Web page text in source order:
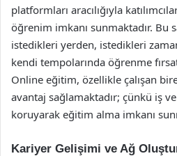
platformları aracılığıyla
öğrenim imkanı sunmaktadır. Bu
istedikleri yerden, istedikleri
kendi tempolarında öğrenme
Online eğitim, özellikle çalışan
avantaj sağlamaktadır; çünkü iş
koruyarak eğitim alma imkanı
Kariyer Gelişimi ve Ağ